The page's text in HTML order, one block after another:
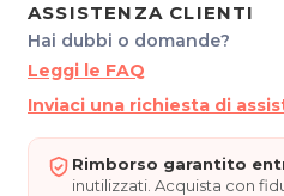
Per ulteriori informazioni
acquisto scrivi a
ASSISTENZA CLIENTI
Hai dubbi o domande?
Leggi le FAQ
Inviaci una richiesta di
Rimborso garantito
inutilizzati. Acquista con